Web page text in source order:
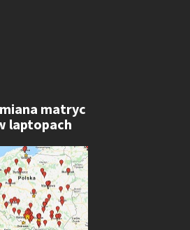
matryc
laptopach